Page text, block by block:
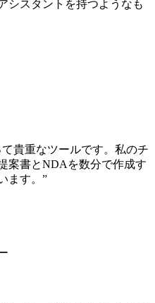
シスタントを持つようなも
貴重なツールです。私のチ
案書とNDAを数分で作成す
ます。 ”